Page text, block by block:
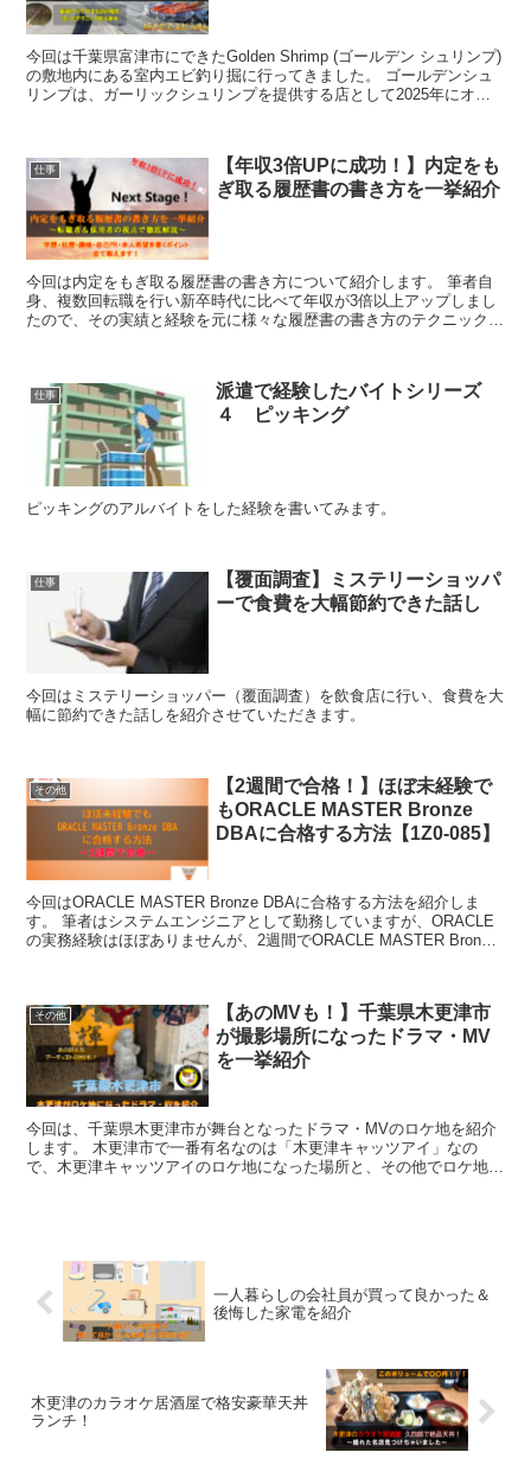
今回は千葉県富津市にできたGolden Shrimp (ゴールデン シュリンプ)
の敷地内にある室内エビ釣り掘に行ってきました。 ゴールデンシュ
リンプは、ガーリックシュリンプを提供する店として2025年にオー
の場でエビを食べてきましたので釣り方・攻略法等諸々紹介します。
仕事
【年収3倍UPに成功！】内定をも
ぎ取る履歴書の書き方を一挙紹介
今回は内定をもぎ取る履歴書の書き方について紹介します。 筆者自
身、複数回転職を行い新卒時代に比べて年収が3倍以上アップしまし
たので、その実績と経験を元に様々な履歴書の書き方のテクニックに
者が完成度の高い履歴書を作成できるようになり、無事書類選考を通
過して内定まで繋げていければと思います。
仕事
派遣で経験したバイトシリーズ
４ ピッキング
ピッキングのアルバイトをした経験を書いてみます。
仕事
【覆面調査】ミステリーショッパ
ーで食費を大幅節約できた話し
今回はミステリーショッパー（覆面調査）を飲食店に行い、食費を大
幅に節約できた話しを紹介させていただきます。
その他
【2週間で合格！】ほぼ未経験で
もORACLE MASTER Bronze
DBAに合格する方法【1Z0-085】
今回はORACLE MASTER Bronze DBAに合格する方法を紹介しま
す。 筆者はシステムエンジニアとして勤務していますが、ORACLE
の実務経験はほぼありませんが、2週間でORACLE MASTER Bronze
その他
【あのMVも！】千葉県木更津市
が撮影場所になったドラマ・MV
を一挙紹介
今回は、千葉県木更津市が舞台となったドラマ・MVのロケ地を紹介
します。 木更津市で一番有名なのは「木更津キャッツアイ」なの
で、木更津キャッツアイのロケ地になった場所と、その他でロケ地と
ければと思います。 今回は木更津駅周辺のロケ地を主に紹介しよう
と思います。
一人暮らしの会社員が買って良かった＆
後悔した家電を紹介
木更津のカラオケ居酒屋で格安豪華天丼
ランチ！